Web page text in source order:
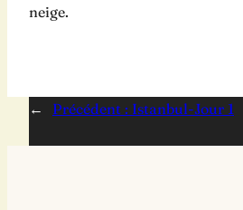
neige.
← Précédent : Istanbul-Jour 1